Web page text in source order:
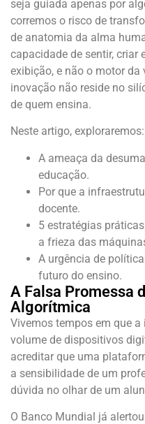
seja guiada apenas por
corremos o risco de
de anatomia da alma
capacidade de sentir, criar
exibição, e não o motor da
inovação não reside no
de quem ensina.
Neste artigo, exploraremos:
A ameaça da
educação.
Por que a
docente.
5 estratégias
a frieza das
A urgência de
futuro do ensino.
A Falsa Promessa
Algorítmica
Vivemos tempos em que
volume de dispositivos
acreditar que uma
a sensibilidade de um
dúvida no olhar de um
O Banco Mundial já